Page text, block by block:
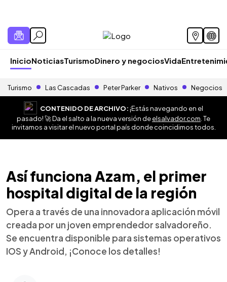
InicioNoticiasTurismoDinero y negociosVida
Turismo Las Cascadas Peter Parker Nativos Negocios
CONTENIDO DE ARCHIVO:¡Estás navegando en el
pasado! 🚀 Da el salto a la nueva versión deelsalvador.com . Te
invitamos a visitar el nuevo portal país donde coincidimos todos.
Así funciona Azam, el primer
hospital digital de la región
Opera a través de una innovadora aplicación móvil
creada por un joven emprendedor salvadoreño.
Se encuentra disponible para sistemas operativos
IOS y Android, ¡Conoce los detalles!